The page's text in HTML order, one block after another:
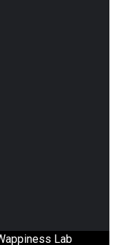
Lab